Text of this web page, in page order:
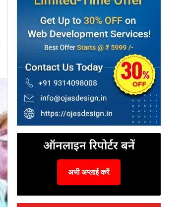
ऑनलाइन रिपोर्टर बनें
अभी अप्लाई करें